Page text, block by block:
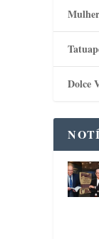
Mulher
Dolce